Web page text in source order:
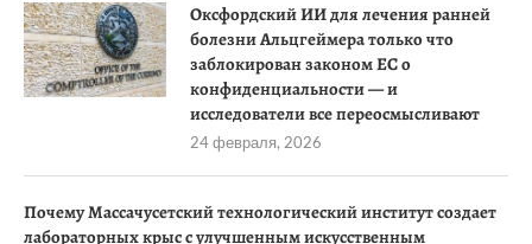
Оксфордский ИИ для лечения ранней
болезни Альцгеймера только что
заблокирован законом ЕС о
конфиденциальности — и
исследователи все переосмысливают
24 февраля, 2026
Почему Массачусетский технологический институт создает
лабораторных крыс с улучшенным искусственным